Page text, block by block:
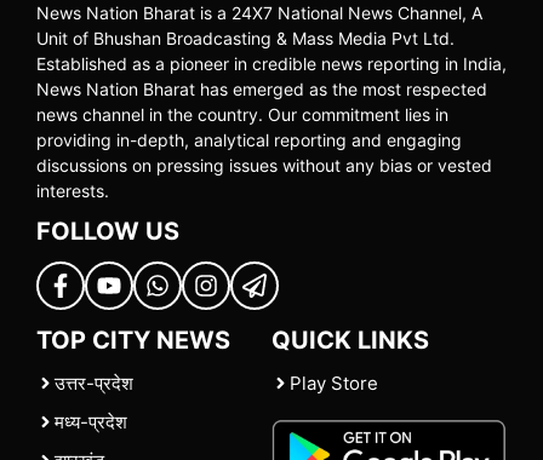
News Nation Bharat is a 24X7 National News Channel, A
Unit of Bhushan Broadcasting & Mass Media Pvt Ltd.
Established as a pioneer in credible news reporting in India,
News Nation Bharat has emerged as the most respected
news channel in the country. Our commitment lies in
providing in-depth, analytical reporting and engaging
discussions on pressing issues without any bias or vested
interests.
FOLLOW US
TOP CITY NEWS
उत्तर-प्रदेश
मध्य-प्रदेश
QUICK LINKS
Play Store